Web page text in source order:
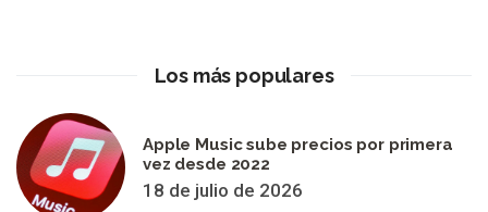
Los más populares
Apple Music sube precios por primera
vez desde 2022
18 de julio de 2026